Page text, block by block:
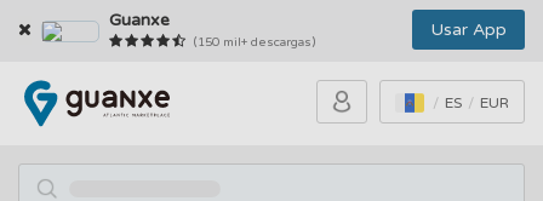
Guanxe
(150 mil+ descargas)
Usar App
ES EUR